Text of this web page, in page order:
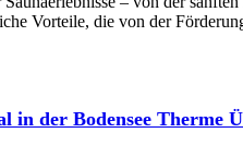
Vorteile, die von der
in der Bodensee Therme